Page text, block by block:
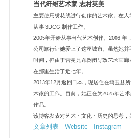
当代纤维艺术家 志村英美
主要使用绣花线进行创作的艺术家。在
从事 3DCG 制作工作。
2005年开始从事当代艺术创作。2006 年
公司旅行让她爱上了这座城市。虽然她并
时间，但由于雷曼兄弟倒闭导致艺术画
在那里生活了近七年。
2013年12月返回日本，现居住在埼玉县
术家的工作。目前，她正在为2025年艺
作品。
该博客发表对艺术・文化・历史的思考，
文章列表 Website Instagram